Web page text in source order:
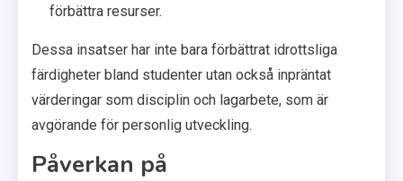
förbättra resurser.
Dessa insatser har inte bara förbättrat idrottsliga
färdigheter bland studenter utan också inpräntat
värderingar som disciplin och lagarbete, som är
avgörande för personlig utveckling.
Påverkan på